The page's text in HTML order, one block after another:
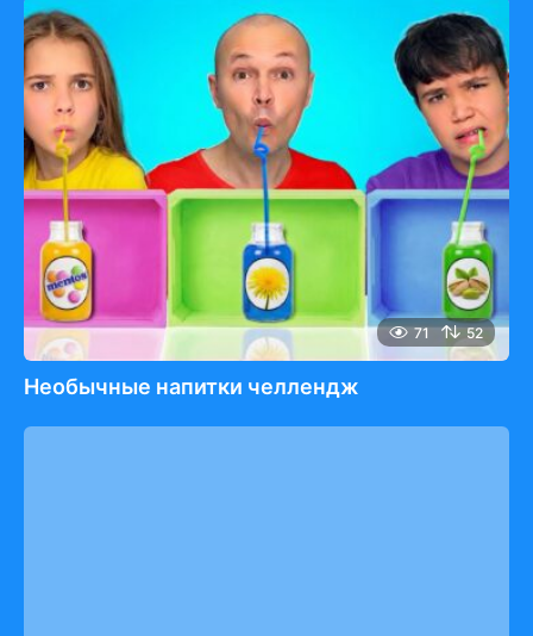
71 52
Необычные напитки челлендж